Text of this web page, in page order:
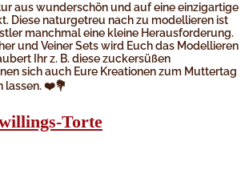
aus wunderschön und auf eine einzigartige
Diese naturgetreu nach zu modellieren ist
manchmal eine kleine Herausforderung.
und Veiner Sets wird Euch das Modellieren
Ihr z. B. diese zuckersüßen
sich auch Eure Kreationen zum Muttertag
lassen. ❤️💐
Torte